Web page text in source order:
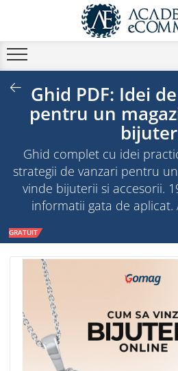
Ghid PDF: Idei
pentru un
Ghid complet cu idei
strategii de vanzari pentru
vinde bijuterii si accesorii.
informatii gata de aplicat.
GRATUIT